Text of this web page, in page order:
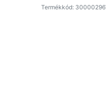
Termékkód: